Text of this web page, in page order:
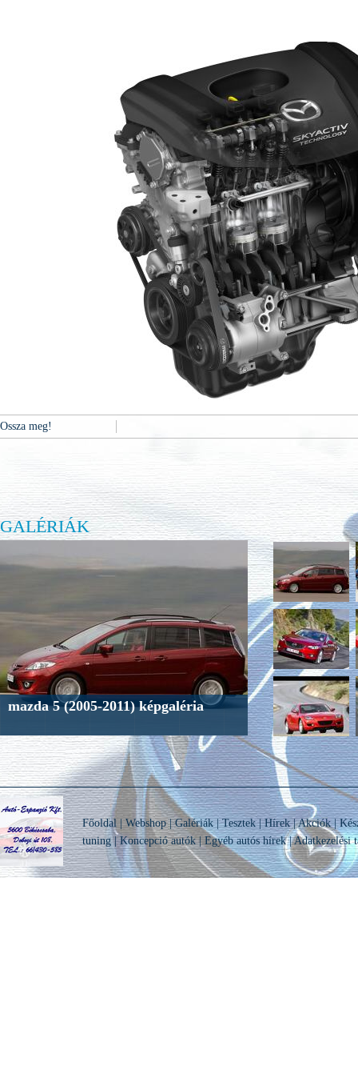
Ossza meg!
GALÉRIÁK
mazda 5 (2005-2011) képgaléria
Főoldal |Webshop|Galériák|Tesztek|Hírek|Akciók|
tuning|Koncepció autók| Egyéb autós hírek|Adatkezelési